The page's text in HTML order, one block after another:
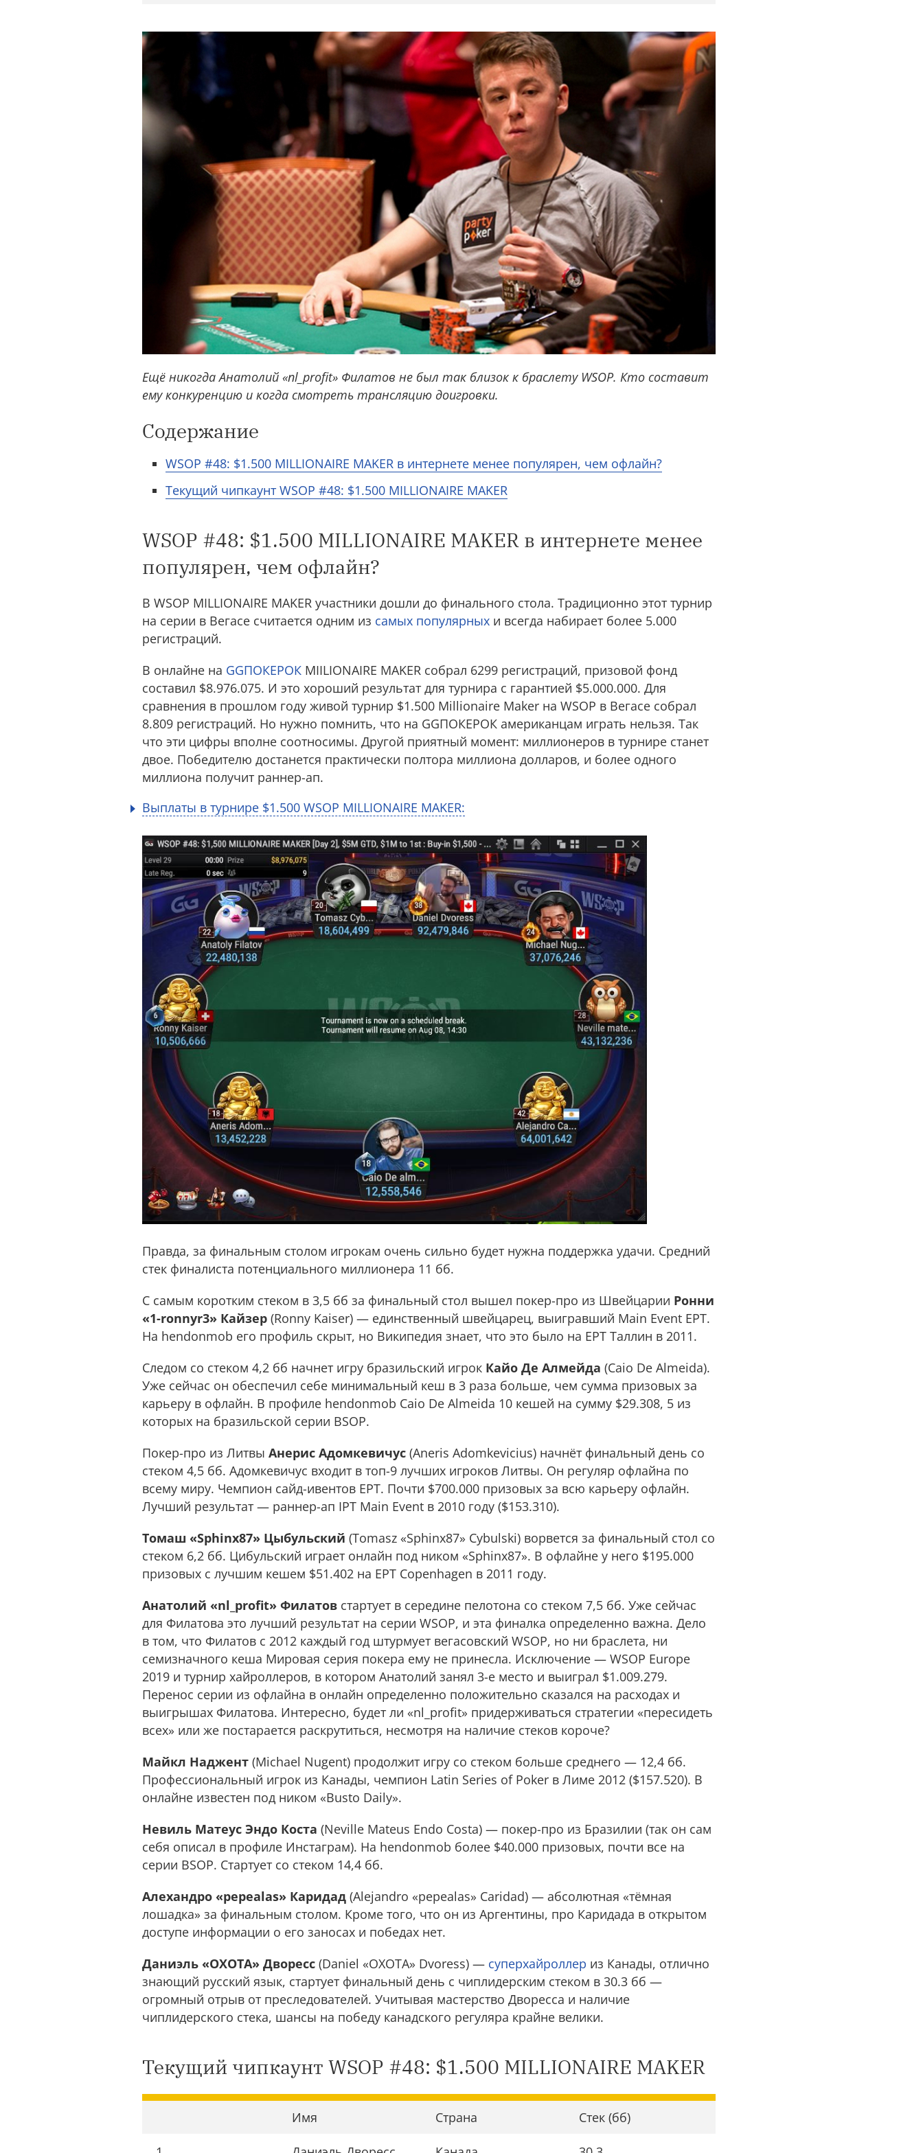
Ещё никогда Анатолий «nl_profit» Филатов не был так близок к браслету WSOP. Кто составит
ему конкуренцию и когда смотреть трансляцию доигровки.
Содержание
WSOP #48: $1.500 MILLIONAIRE MAKER в интернете менее популярен, чем офлайн?
Текущий чипкаунт WSOP #48: $1.500 MILLIONAIRE MAKER
WSOP #48: $1.500 MILLIONAIRE MAKER в интернете менее
популярен, чем офлайн?
В WSOP MILLIONAIRE MAKER участники дошли до финального стола. Традиционно этот турнир
на серии в Вегасе считается одним из самых популярных и всегда набирает более 5.000
регистраций.
В онлайне на GGПОКЕРОК MIILIONAIRE MAKER собрал 6299 регистраций, призовой фонд
составил $8.976.075. И это хороший результат для турнира с гарантией $5.000.000. Для
сравнения в прошлом году живой турнир $1.500 Millionaire Maker на WSOP в Вегасе собрал
8.809 регистраций. Но нужно помнить, что на GGПОКЕРОК американцам играть нельзя. Так
что эти цифры вполне соотносимы. Другой приятный момент: миллионеров в турнире станет
двое. Победителю достанется практически полтора миллиона долларов, и более одного
миллиона получит раннер-ап.
Выплаты в турнире $1.500 WSOP MILLIONAIRE MAKER:
Правда, за финальным столом игрокам очень сильно будет нужна поддержка удачи. Средний
стек финалиста потенциального миллионера 11 бб.
С самым коротким стеком в 3,5 бб за финальный стол вышел покер-про из Швейцарии Ронни
«1-ronnyr3» Кайзер (Ronny Kaiser) — единственный швейцарец, выигравший Main Event EPT.
На hendonmob его профиль скрыт, но Википедия знает, что это было на EPT Таллин в 2011.
Следом со стеком 4,2 бб начнет игру бразильский игрок Кайо Де Алмейда (Caio De Almeida).
Уже сейчас он обеспечил себе минимальный кеш в 3 раза больше, чем сумма призовых за
карьеру в офлайн. В профиле hendonmob Caio De Almeida 10 кешей на сумму $29.308, 5 из
которых на бразильской серии BSOP.
Покер-про из Литвы Анерис Адомкевичус (Aneris Adomkevicius) начнёт финальный день со
стеком 4,5 бб. Адомкевичус входит в топ-9 лучших игроков Литвы. Он регуляр офлайна по
всему миру. Чемпион сайд-ивентов EPT. Почти $700.000 призовых за всю карьеру офлайн.
Лучший результат — раннер-ап IPT Main Event в 2010 году ($153.310).
Томаш «Sphinx87» Цыбульский (Tomasz «Sphinx87» Cybulski) ворвется за финальный стол со
стеком 6,2 бб. Цибульский играет онлайн под ником «Sphinx87». В офлайне у него $195.000
призовых с лучшим кешем $51.402 на EPT Copenhagen в 2011 году.
Анатолий «nl_profit» Филатов стартует в середине пелотона со стеком 7,5 бб. Уже сейчас
для Филатова это лучший результат на серии WSOP, и эта финалка определенно важна. Дело
в том, что Филатов с 2012 каждый год штурмует вегасовский WSOP, но ни браслета, ни
семизначного кеша Мировая серия покера ему не принесла. Исключение — WSOP Europe
2019 и турнир хайроллеров, в котором Анатолий занял 3-е место и выиграл $1.009.279.
Перенос серии из офлайна в онлайн определенно положительно сказался на расходах и
выигрышах Филатова. Интересно, будет ли «nl_profit» придерживаться стратегии «пересидеть
всех» или же постарается раскрутиться, несмотря на наличие стеков короче?
Майкл Наджент (Michael Nugent) продолжит игру со стеком больше среднего — 12,4 бб.
Профессиональный игрок из Канады, чемпион Latin Series of Poker в Лиме 2012 ($157.520). В
онлайне известен под ником «Busto Daily».
Невиль Матеус Эндо Коста (Neville Mateus Endo Costa) — покер-про из Бразилии (так он сам
себя описал в профиле Инстаграм). На hendonmob более $40.000 призовых, почти все на
серии BSOP. Стартует со стеком 14,4 бб.
Алехандро «pepealas» Каридад (Alejandro «pepealas» Caridad) — абсолютная «тёмная
лошадка» за финальным столом. Кроме того, что он из Аргентины, про Каридада в открытом
доступе информации о его заносах и победах нет.
Даниэль «OXOTA» Дворесс (Daniel «OXOTA» Dvoress) — суперхайроллер из Канады, отлично
знающий русский язык, стартует финальный день с чиплидерским стеком в 30.3 бб —
огромный отрыв от преследователей. Учитывая мастерство Дворесса и наличие
чиплидерского стека, шансы на победу канадского регуляра крайне велики.
Текущий чипкаунт WSOP #48: $1.500 MILLIONAIRE MAKER
Имя Страна Стек (бб)